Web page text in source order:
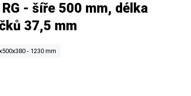
- šíře 500 mm, délka
37,5 mm
- 1230 mm